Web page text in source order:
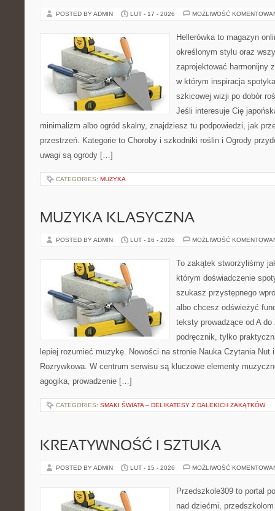
POSTED BY ADMIN LUT - 17 - 2026 MOŻLIWOŚĆ
Hellerówka to magazyn
określonym stylu oraz
zaprojektować harmonijny
w którym inspiracja
szkicowej wizji po dobór
Jeśli interesuje Cię
minimalizm albo ogród skalny, znajdziesz tu podpowiedzi, jak
przestrzeń. Kategorie to Choroby i szkodniki roślin i Ogrody
uwagi są ogrody […]
CATEGORIES: MUZYKA
MUZYKA KLASYCZNA
POSTED BY ADMIN LUT - 16 - 2026 MOŻLIWOŚĆ
To zakątek stworzyliśmy
którym doświadczenie
szukasz przystępnego
albo chcesz odświeżyć
teksty prowadzące od A
podręcznik, tylko
lepiej rozumieć muzykę. Nowości na stronie Nauka Czytania Nut
Rozrywkowa. W centrum serwisu są kluczowe elementy
agogika, prowadzenie […]
CATEGORIES: SMAKI ŚWIATA – DELIKATESY Z DALEKICH ZAKĄTKÓW
KREATYWNOŚĆ I SZTUKA
POSTED BY ADMIN LUT - 15 - 2026 MOŻLIWOŚĆ
Przedszkole309 to portal
nad dziećmi,